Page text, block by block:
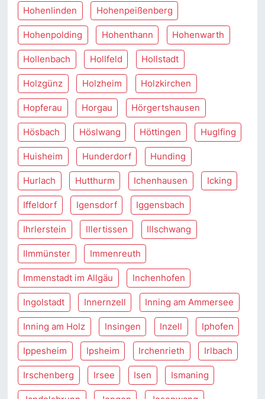
Hohenlinden Hohenpeißenberg
Hohenpolding Hohenthann Hohenwarth
Hollenbach Hollfeld Hollstadt
Holzgünz Holzheim Holzkirchen
Hopferau Horgau Hörgertshausen
Hösbach Höslwang Höttingen Huglfing
Huisheim Hunderdorf Hunding
Hurlach Hutthurm Ichenhausen Icking
Iffeldorf Igensdorf Iggensbach
Ihrlerstein Illertissen Illschwang
Ilmmünster Immenreuth
Immenstadt im Allgäu Inchenhofen
Ingolstadt Innernzell Inning am Ammersee
Inning am Holz Insingen Inzell Iphofen
Ippesheim Ipsheim Irchenrieth Irlbach
Irschenberg Irsee Isen Ismaning